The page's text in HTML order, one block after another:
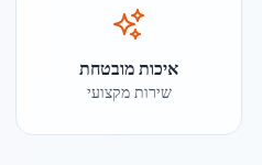
איכות מובטחת
שירות מקצועי